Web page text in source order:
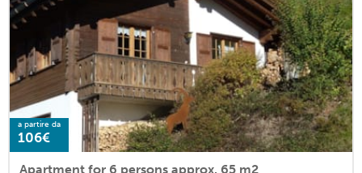
a partire da
106€
Apartment for 6 persons approx. 65 m2